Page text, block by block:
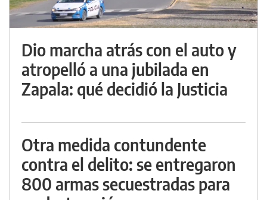
Dio marcha atrás con el auto y
atropelló a una jubilada en
Zapala: qué decidió la Justicia
Otra medida contundente
contra el delito: se entregaron
800 armas secuestradas para